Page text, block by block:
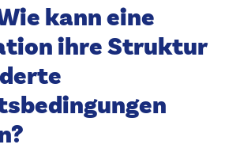
kann eine
ihre Struktur